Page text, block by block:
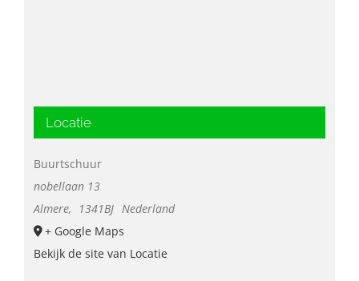
Locatie
Buurtschuur
nobellaan 13
Almere, 1341BJ Nederland
+ Google Maps
Bekijk de site van Locatie